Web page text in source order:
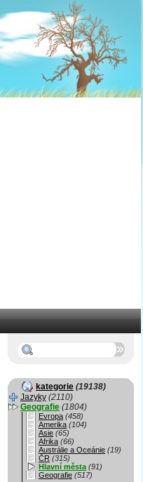
kategorie (19138)
Jazyky (2110)
Geografie (1804)
Evropa (458)
Amerika (104)
Asie (65)
Afrika (66)
Austrálie a Oceánie (19)
ČR (315)
Hlavní města (91)
Geografie (517)